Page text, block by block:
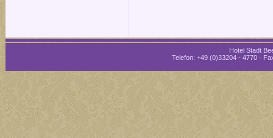
Hotel Stadt
Telefon: +49 (0)33204 - 4770 ·